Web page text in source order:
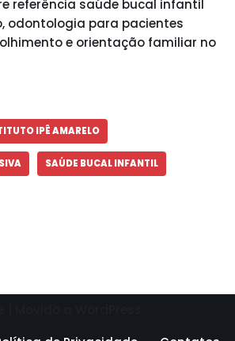
referência saúde bucal infantil
odontologia para pacientes
e orientação familiar no
IPÊ AMARELO
SAÚDE BUCAL INFANTIL